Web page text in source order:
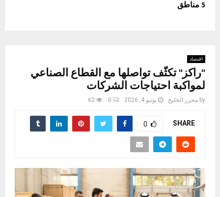
5 مناطق
اقتصاد
"راكز" تكثّف تواصلها مع القطاع الصناعي
لمواكبة احتياجات الشركات
by محرر الخليج يونيو 4, 2026 0
62
SHARE
0